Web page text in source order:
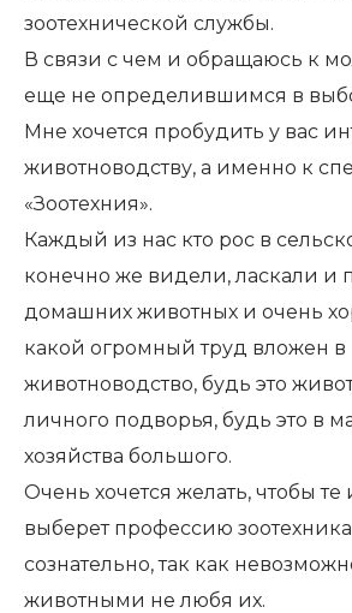
зоотехнической службы.
В связи с чем и обращаюсь к
еще не определившимся в
Мне хочется пробудить у вас
животноводству, а именно к
«Зоотехния».
Каждый из нас кто рос в
конечно же видели, ласкали и
домашних животных и очень
какой огромный труд вложен в
животноводство, будь это
личного подворья, будь это в
хозяйства большого.
Очень хочется желать, чтобы те
выберет профессию
сознательно, так как
животными не любя их.